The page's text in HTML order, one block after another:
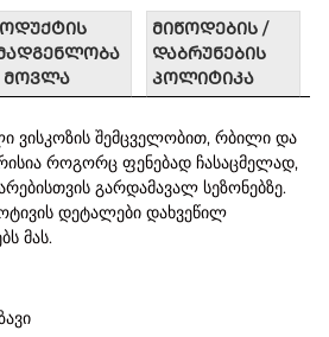
ᲛᲝᲕᲚᲐ
ᲛᲘᲬᲝᲓᲔᲑᲘᲡ /
ᲓᲐᲑᲠᲣᲜᲔᲑᲘᲡ
ᲞᲝᲚᲘᲢᲘᲙᲐ
ვისკოზის შემცველობით, რბილი და
როგორც ფენებად ჩასაცმელად,
გარდამავალ სეზონებზე.
დეტალები დახვეწილ
მას.